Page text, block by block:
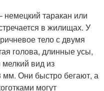
таракан или
в жилищах. У
тело с двумя
голова, длинные усы,
вид из
мм. Они быстро бегают, а
могут